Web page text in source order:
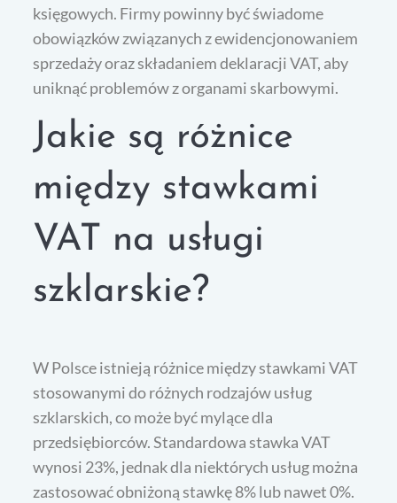
księgowych. Firmy powinny być świadome
obowiązków związanych z ewidencjonowaniem
sprzedaży oraz składaniem deklaracji VAT, aby
uniknąć problemów z organami skarbowymi.
Jakie są różnice
między stawkami
VAT na usługi
szklarskie?
W Polsce istnieją różnice między stawkami VAT
stosowanymi do różnych rodzajów usług
szklarskich, co może być mylące dla
przedsiębiorców. Standardowa stawka VAT
wynosi 23%, jednak dla niektórych usług można
zastosować obniżoną stawkę 8% lub nawet 0%.